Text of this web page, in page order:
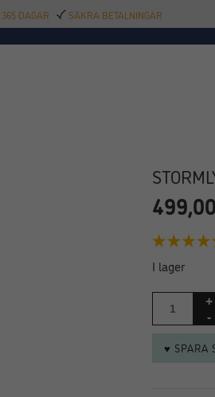
DAGAR SÄKRA BETALNINGAR
BAR DELIKATESSER
499,00
I lager
♥ SPARA